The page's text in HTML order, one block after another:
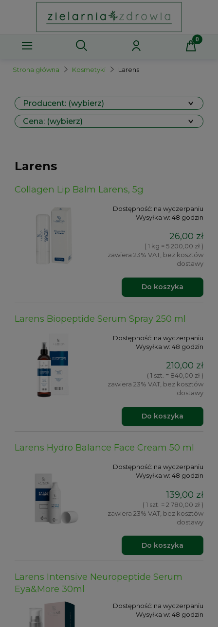
Strona główna Kosmetyki Larens
Producent: (wybierz)
Cena: (wybierz)
Larens
Collagen Lip Balm Larens, 5g
Dostępność: na wyczerpaniu
Wysyłka w: 48 godzin
26,00 zł
( 1 kg = 5 200,00 zł )
zawiera 23% VAT, bez kosztów
dostawy
Do koszyka
Larens Biopeptide Serum Spray 250 ml
Dostępność: na wyczerpaniu
Wysyłka w: 48 godzin
210,00 zł
( 1 szt. = 840,00 zł )
zawiera 23% VAT, bez kosztów
dostawy
Do koszyka
Larens Hydro Balance Face Cream 50 ml
Dostępność: na wyczerpaniu
Wysyłka w: 48 godzin
139,00 zł
( 1 szt. = 2 780,00 zł )
zawiera 23% VAT, bez kosztów
dostawy
Do koszyka
Larens Intensive Neuropeptide Serum
Eya&More 30ml
Dostępność: na wyczerpaniu
Wysyłka w: 48 godzin